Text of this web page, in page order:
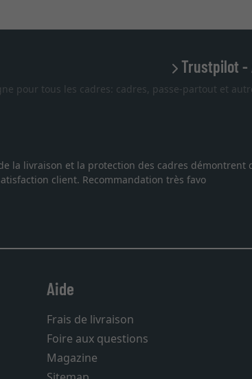
Trustpilot -
pour tous les cadres: cadres, passe-partout et
que nous sommes face à une
Je
Aide
Frais de livraison
Foire aux questions
Magazine